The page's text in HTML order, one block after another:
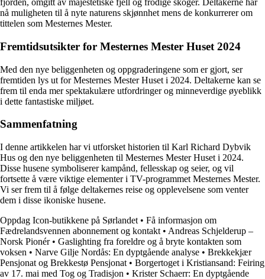
fjorden, omgitt av majestetiske fjell og frodige skoger. Deltakerne har
nå muligheten til å nyte naturens skjønnhet mens de konkurrerer om
tittelen som Mesternes Mester.
Fremtidsutsikter for Mesternes Mester Huset 2024
Med den nye beliggenheten og oppgraderingene som er gjort, ser
fremtiden lys ut for Mesternes Mester Huset i 2024. Deltakerne kan se
frem til enda mer spektakulære utfordringer og minneverdige øyeblikk
i dette fantastiske miljøet.
Sammenfatning
I denne artikkelen har vi utforsket historien til Karl Richard Dybvik
Hus og den nye beliggenheten til Mesternes Mester Huset i 2024.
Disse husene symboliserer kampånd, fellesskap og seier, og vil
fortsette å være viktige elementer i TV-programmet Mesternes Mester.
Vi ser frem til å følge deltakernes reise og opplevelsene som venter
dem i disse ikoniske husene.
Oppdag Icon-butikkene på Sørlandet • Få informasjon om
Fædrelandsvennen abonnement og kontakt • Andreas Schjelderup –
Norsk Pionér• Gaslighting fra foreldre og å bryte kontakten som
voksen • Narve Gilje Nordås: En dyptgående analyse • Brekkekjær
Pensjonat og Brekkestø Pensjonat • Borgertoget i Kristiansand: Feiring
av 17. mai med Tog og Tradisjon • Krister Schaerr: En dyptgående